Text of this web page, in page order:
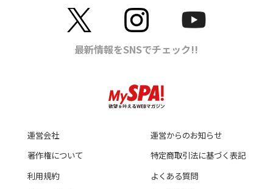
運営会社
運営からのお知らせ
著作権について
特定商取引法に基づく表記
利用規約
よくある質問